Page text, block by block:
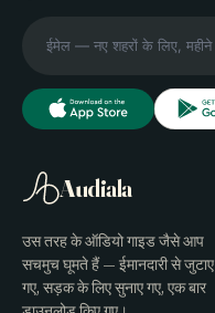
Audiala
उस तरह के ऑडियो गाइड जैसे आप
सचमुच घूमते हैं — ईमानदारी से जुटाए
गए, सड़क के लिए सुनाए गए, एक बार